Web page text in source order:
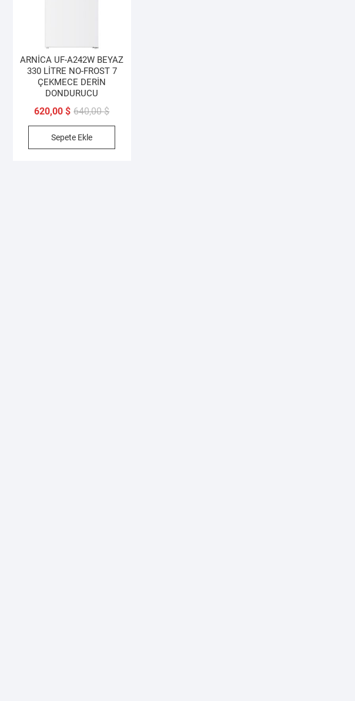
ARNİCA UF-A242W BEYAZ
330 LİTRE NO-FROST 7
ÇEKMECE DERİN
DONDURUCU
640,00$Orijinal
fiyat:
620,00$
Şu
andaki
620,00 $.
Sepete Ekle